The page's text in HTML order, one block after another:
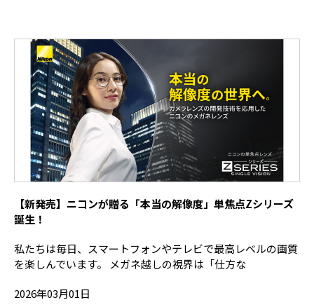
【新発売】ニコンが贈る「本当の解像度」単焦点Zシリーズ
誕生！
私たちは毎日、スマートフォンやテレビで最高レベルの画質
を楽しんでいます。 メガネ越しの視界は「仕方な
2026年03月01日